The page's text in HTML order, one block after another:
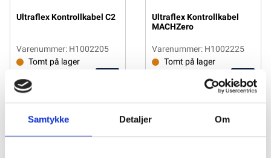
Samtykke Detaljer Om
Ultraflex Kontrollkabel C2
Varenummer: H1002205
Tomt på lager
Ultraflex Kontrollkabel C2
Varenummer: H1002205
Ultraflex Kontrollkabel
MACHZero
Varenummer: H1002225
Tomt på lager
Vis
Ultraflex Kontrollkabel
Varenummer: H1002225